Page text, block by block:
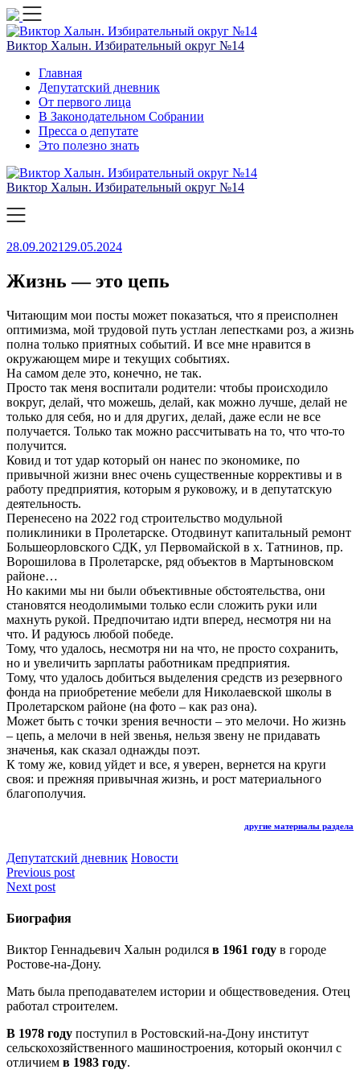
Skip
to
content
Виктор Халын. Избирательный округ №14
Главная
Депутатский дневник
От первого лица
В Законодательном Собрании
Пресса о депутате
Это полезно знать
Виктор Халын. Избирательный округ №14
28.09.2021 29.05.2024
Жизнь — это цепь
Читающим мои посты может показаться, что я преисполнен
оптимизма, мой трудовой путь устлан лепестками роз, а жизнь
полна только приятных событий. И все мне нравится в
окружающем мире и текущих событиях.
На самом деле это, конечно, не так.
Просто так меня воспитали родители: чтобы происходило
вокруг, делай, что можешь, делай, как можно лучше, делай не
только для себя, но и для других, делай, даже если не все
получается. Только так можно рассчитывать на то, что что-то
получится.
Ковид и тот удар который он нанес по экономике, по
привычной жизни внес очень существенные коррективы и в
работу предприятия, которым я руковожу, и в депутатскую
деятельность.
Перенесено на 2022 год строительство модульной
поликлиники в Пролетарске. Отодвинут капитальный ремонт
Большеорловского СДК, ул Первомайской в х. Татнинов, пр.
Ворошилова в Пролетарске, ряд объектов в Мартыновском
районе…
Но какими мы ни были объективные обстоятельства, они
становятся неодолимыми только если сложить руки или
махнуть рукой. Предпочитаю идти вперед, несмотря ни на
что. И радуюсь любой победе.
Тому, что удалось, несмотря ни на что, не просто сохранить,
но и увеличить зарплаты работникам предприятия.
Тому, что удалось добиться выделения средств из резервного
фонда на приобретение мебели для Николаевской школы в
Пролетарском районе (на фото – как раз она).
Может быть с точки зрения вечности – это мелочи. Но жизнь
– цепь, а мелочи в ней звенья, нельзя звену не придавать
значенья, как сказал однажды поэт.
К тому же, ковид уйдет и все, я уверен, вернется на круги
своя: и прежняя привычная жизнь, и рост материального
благополучия.
другие материалы раздела
Депутатский дневник Новости
Навигация
по
записям
Previous post
Next post
Биография
Виктор Геннадьевич Халын родился в 1961 году в городе
Ростове-на-Дону.
Мать была преподавателем истории и обществоведения. Отец
работал строителем.
В 1978 году поступил в Ростовский-на-Дону институт
сельскохозяйственного машиностроения, который окончил с
отличием в 1983 году.